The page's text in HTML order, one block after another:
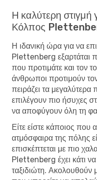
Η καλύτερη στιγμή
Κόλπος
Η ιδανική ώρα για να
Plettenberg εξαρτάται
που προτιμάτε και τον
άνθρωποι προτιμούν
πειράζει τα
επιλέγουν πιο ήσυχες
να αποφύγουν όλη τη
Είτε είστε κάποιος
ατμόσφαιρα της πόλης
επισκέπτεται με πιο
Plettenberg έχει κάτι
ταξιδιώτη. Ακολουθούν